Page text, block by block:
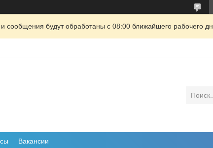
сообщения будут обработаны с 08:00 ближайшего рабочего
Вакансии